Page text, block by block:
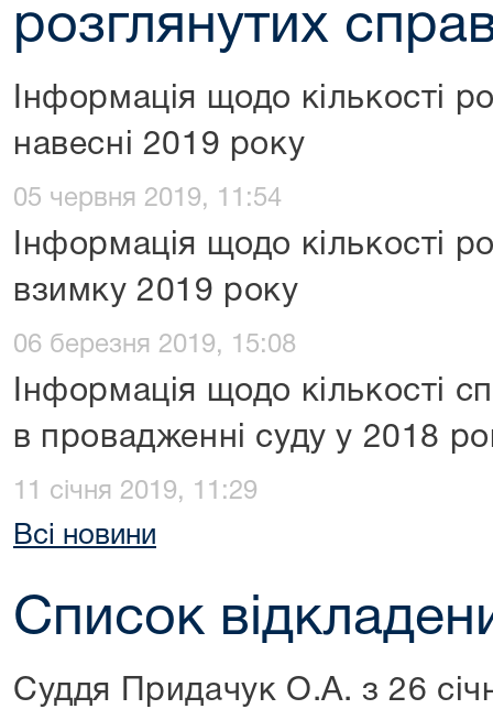
розглянутих
Інформація щодо кількості
навесні 2019 року
05 червня 2019, 11:54
Інформація щодо кількості
взимку 2019 року
06 березня 2019, 15:08
Інформація щодо кількості
в провадженні суду у 2018
11 січня 2019, 11:29
Всі новини
Список
Суддя Придачук О.А. з 26